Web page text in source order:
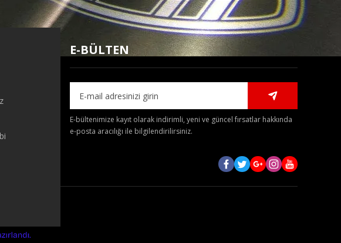
kullanarak tarafımıza iletebilirsiniz.
E-BÜLTEN
E-bültenimize kayıt olarak indirimli, yeni ve güncel fırsatlar hakkında
e-posta aracılığı ile bilgilendirilirsiniz.